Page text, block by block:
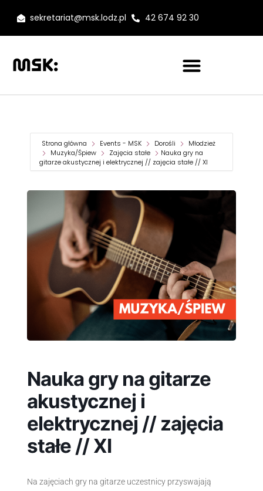
sekretariat@msk.lodz.pl 42 674 92 30
Strona główna Events - MSK Dorośli
Młodzież
Muzyka/Śpiew
Zajęcia stałe
Nauka gry na
gitarze akustycznej i elektrycznej // zajęcia stałe // XI
Nauka gry na gitarze
akustycznej i
elektrycznej // zajęcia
stałe // XI
Na zajęciach gry na gitarze uczestnicy przyswajają